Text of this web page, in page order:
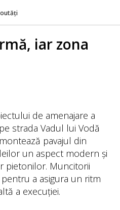
iar zona
de amenajare a
strada Vadul lui Vodă
pavajul din
un aspect modern și
pietonilor. Muncitorii
a asigura un ritm
a execuției.